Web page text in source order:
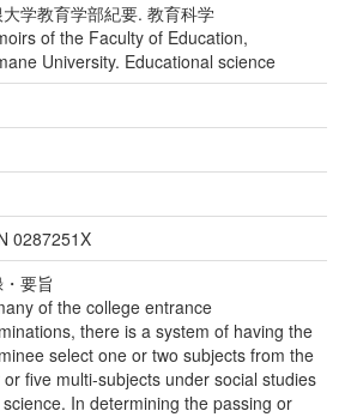
学教育学部紀要. 教育科学
of the Faculty of Education,
University. Educational science
0287251X
要旨
of the college entrance
there is a system of having the
select one or two subjects from the
five multi-subjects under social studies
In determining the passing or